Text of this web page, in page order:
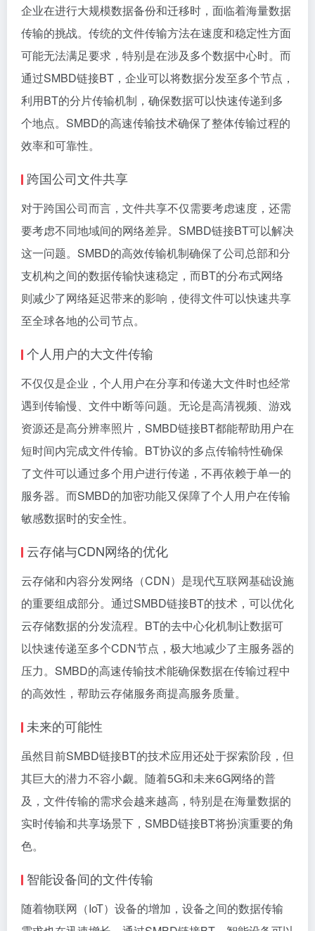
企业在进行大规模数据备份和迁移时，面临着海量数据
传输的挑战。传统的文件传输方法在速度和稳定性方面
可能无法满足要求，特别是在涉及多个数据中心时。而
通过SMBD链接BT，企业可以将数据分发至多个节点，
利用BT的分片传输机制，确保数据可以快速传递到多
个地点。SMBD的高速传输技术确保了整体传输过程的
效率和可靠性。
跨国公司文件共享
对于跨国公司而言，文件共享不仅需要考虑速度，还需
要考虑不同地域间的网络差异。SMBD链接BT可以解决
这一问题。SMBD的高效传输机制确保了公司总部和分
支机构之间的数据传输快速稳定，而BT的分布式网络
则减少了网络延迟带来的影响，使得文件可以快速共享
至全球各地的公司节点。
个人用户的大文件传输
不仅仅是企业，个人用户在分享和传递大文件时也经常
遇到传输慢、文件中断等问题。无论是高清视频、游戏
资源还是高分辨率照片，SMBD链接BT都能帮助用户在
短时间内完成文件传输。BT协议的多点传输特性确保
了文件可以通过多个用户进行传递，不再依赖于单一的
服务器。而SMBD的加密功能又保障了个人用户在传输
敏感数据时的安全性。
云存储与CDN网络的优化
云存储和内容分发网络（CDN）是现代互联网基础设施
的重要组成部分。通过SMBD链接BT的技术，可以优化
云存储数据的分发流程。BT的去中心化机制让数据可
以快速传递至多个CDN节点，极大地减少了主服务器的
压力。SMBD的高速传输技术能确保数据在传输过程中
的高效性，帮助云存储服务商提高服务质量。
未来的可能性
虽然目前SMBD链接BT的技术应用还处于探索阶段，但
其巨大的潜力不容小觑。随着5G和未来6G网络的普
及，文件传输的需求会越来越高，特别是在海量数据的
实时传输和共享场景下，SMBD链接BT将扮演重要的角
色。
智能设备间的文件传输
随着物联网（IoT）设备的增加，设备之间的数据传输